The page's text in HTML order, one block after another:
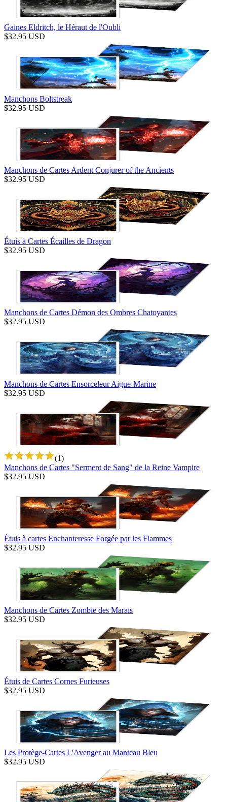
Gaines Eldritch, le Héraut de l'Oubli
$32.95 USD
Manchons Boltstreak
$32.95 USD
Manchons de Cartes Ardent Conjurer of the Ancients
$32.95 USD
Étuis à Cartes Écailles de Dragon
$32.95 USD
Manchons de Cartes Démon des Ombres Chatoyantes
$32.95 USD
Manchons de Cartes Ensorceleur Aigue-Marine
$32.95 USD
(1)
Manchons de Cartes "Serment de Sang" de la Reine Vampire
$32.95 USD
Étuis à cartes Enchanteresse Forgée par les Flammes
$32.95 USD
Manchons de Cartes Zombie des Marais
$32.95 USD
Étuis de Cartes Cornes Furieuses
$32.95 USD
Les Protège-Cartes L'Avenger au Manteau Bleu
$32.95 USD